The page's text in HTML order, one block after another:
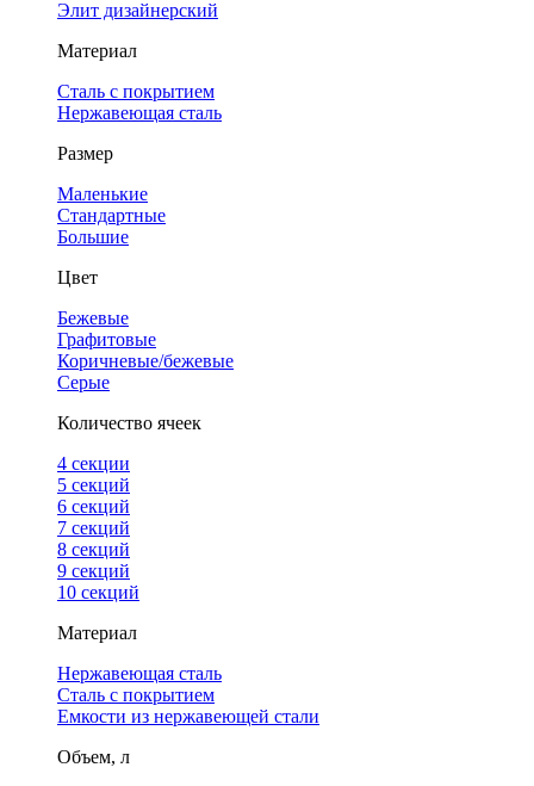
Элит дизайнерский
Материал
Сталь с покрытием
Нержавеющая сталь
Размер
Маленькие
Стандартные
Большие
Цвет
Бежевые
Графитовые
Коричневые/бежевые
Серые
Количество ячеек
4 cекции
5 секций
6 секций
7 секций
8 секций
9 секций
10 секций
Материал
Нержавеющая сталь
Сталь с покрытием
Емкости из нержавеющей стали
Объем, л